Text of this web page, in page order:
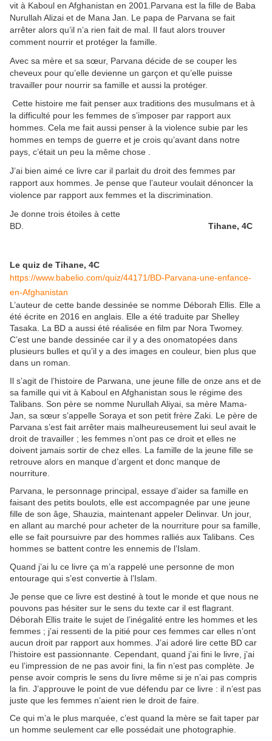
vit à Kaboul en Afghanistan en 2001.Parvana est la fille de Baba
Nurullah Alizai et de Mana Jan. Le papa de Parvana se fait
arrêter alors qu’il n’a rien fait de mal. Il faut alors trouver
comment nourrir et protéger la famille.
Avec sa mère et sa sœur, Parvana décide de se couper les
cheveux pour qu’elle devienne un garçon et qu’elle puisse
travailler pour nourrir sa famille et aussi la protéger.
Cette histoire me fait penser aux traditions des musulmans et à
la difficulté pour les femmes de s’imposer par rapport aux
hommes. Cela me fait aussi penser à la violence subie par les
hommes en temps de guerre et je crois qu’avant dans notre
pays, c’était un peu la même chose .
J’ai bien aimé ce livre car il parlait du droit des femmes par
rapport aux hommes. Je pense que l’auteur voulait dénoncer la
violence par rapport aux femmes et la discrimination.
Je donne trois étoiles à cette
BD.
Tihane, 4C
Le quiz de Tihane, 4C
https://www.babelio.com/quiz/44171/BD-Parvana-une-enfance-
en-Afghanistan
L’auteur de cette bande dessinée se nomme Déborah Ellis. Elle a
été écrite en 2016 en anglais. Elle a été traduite par Shelley
Tasaka. La BD a aussi été réalisée en film par Nora Twomey.
C’est une bande dessinée car il y a des onomatopées dans
plusieurs bulles et qu’il y a des images en couleur, bien plus que
dans un roman.
Il s’agit de l’histoire de Parwana, une jeune fille de onze ans et de
sa famille qui vit à Kaboul en Afghanistan sous le régime des
Talibans. Son père se nomme Nurullah Aliyai, sa mère Mama-
Jan, sa sœur s’appelle Soraya et son petit frère Zaki. Le père de
Parvana s’est fait arrêter mais malheureusement lui seul avait le
droit de travailler ; les femmes n’ont pas ce droit et elles ne
doivent jamais sortir de chez elles. La famille de la jeune fille se
retrouve alors en manque d’argent et donc manque de
nourriture.
Parvana, le personnage principal, essaye d’aider sa famille en
faisant des petits boulots, elle est accompagnée par une jeune
fille de son âge, Shauzia, maintenant appeler Delinvar. Un jour,
en allant au marché pour acheter de la nourriture pour sa famille,
elle se fait poursuivre par des hommes ralliés aux Talibans. Ces
hommes se battent contre les ennemis de l’Islam.
Quand j’ai lu ce livre ça m’a rappelé une personne de mon
entourage qui s’est convertie à l’Islam.
Je pense que ce livre est destiné à tout le monde et que nous ne
pouvons pas hésiter sur le sens du texte car il est flagrant.
Déborah Ellis traite le sujet de l’inégalité entre les hommes et les
femmes ; j’ai ressenti de la pitié pour ces femmes car elles n’ont
aucun droit par rapport aux hommes. J’ai adoré lire cette BD car
l’histoire est passionnante. Cependant, quand j’ai fini le livre, j’ai
eu l’impression de ne pas avoir fini, la fin n’est pas complète. Je
pense avoir compris le sens du livre même si je n’ai pas compris
la fin. J’approuve le point de vue défendu par ce livre : il n’est pas
juste que les femmes n’aient rien le droit de faire.
Ce qui m’a le plus marquée, c’est quand la mère se fait taper par
un homme seulement car elle possédait une photographie.